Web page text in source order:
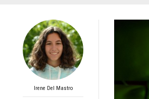
Irene Del Mastro